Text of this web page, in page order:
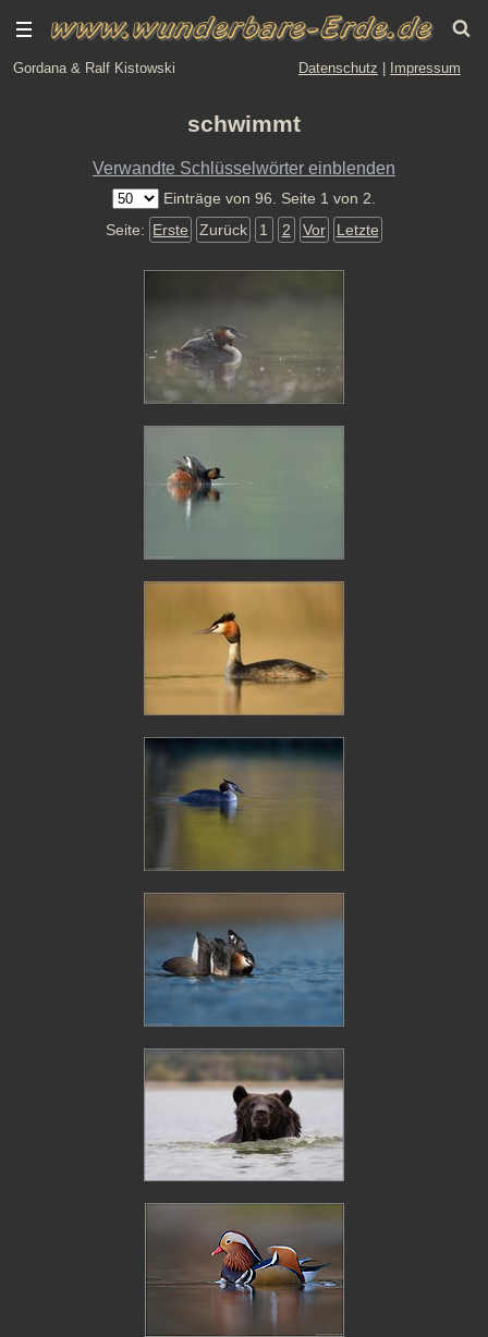
Gordana & Ralf Kistowski Datenschutz Impressum
schwimmt
Verwandte Schlüsselwörter einblenden
Einträge von 96. Seite 1 von 2.
Seite: Erste Zurück 1 2 Vor Letzte